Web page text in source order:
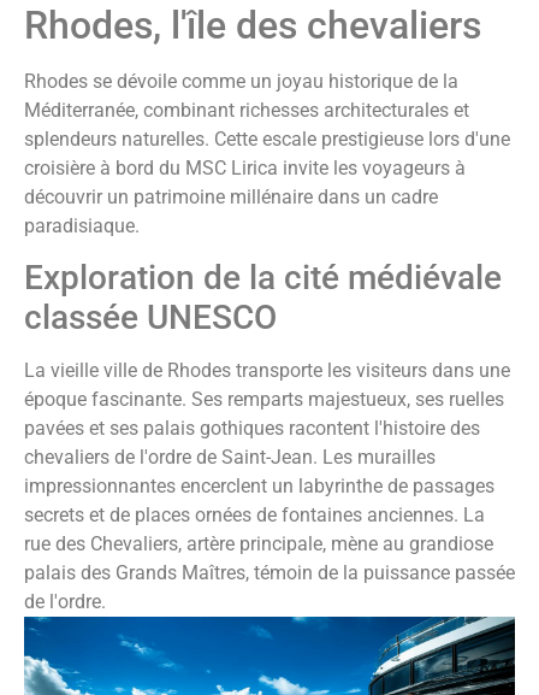
Rhodes, l'île des chevaliers
Rhodes se dévoile comme un joyau historique de la
Méditerranée, combinant richesses architecturales et
splendeurs naturelles. Cette escale prestigieuse lors d'une
croisière à bord du MSC Lirica invite les voyageurs à
découvrir un patrimoine millénaire dans un cadre
paradisiaque.
Exploration de la cité médiévale
classée UNESCO
La vieille ville de Rhodes transporte les visiteurs dans une
époque fascinante. Ses remparts majestueux, ses ruelles
pavées et ses palais gothiques racontent l'histoire des
chevaliers de l'ordre de Saint-Jean. Les murailles
impressionnantes encerclent un labyrinthe de passages
secrets et de places ornées de fontaines anciennes. La
rue des Chevaliers, artère principale, mène au grandiose
palais des Grands Maîtres, témoin de la puissance passée
de l'ordre.